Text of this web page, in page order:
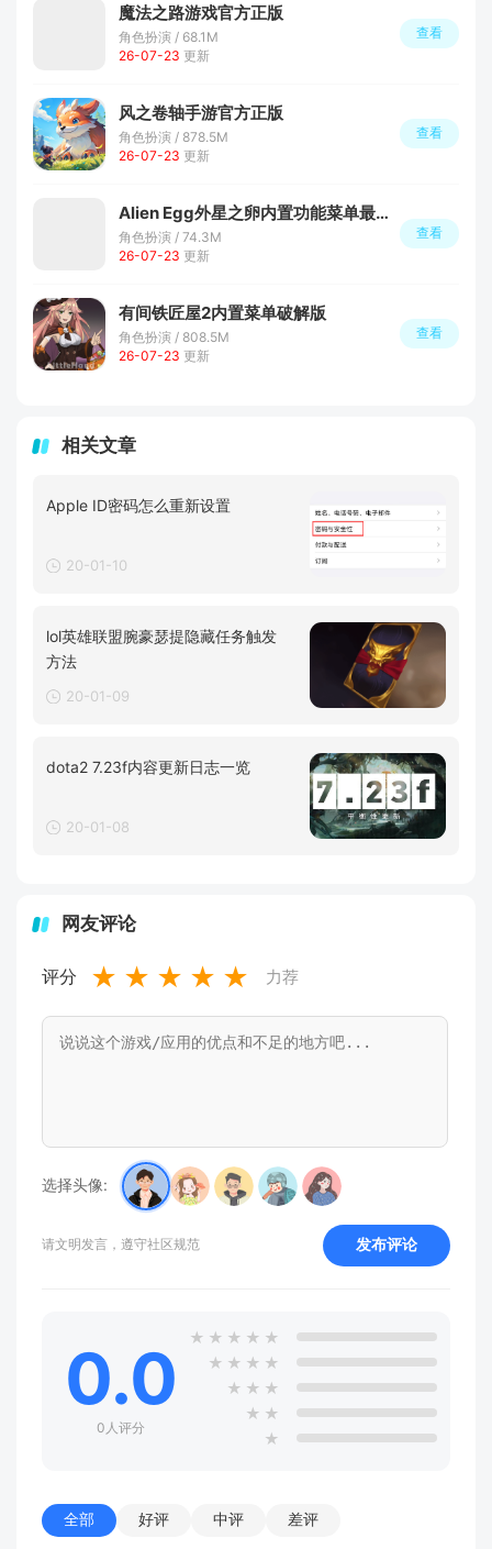
魔法之路游戏官方正版
角色扮演 / 68.1M
26-07-23 更新
查看
风之卷轴手游官方正版
角色扮演 / 878.5M
26-07-23 更新
查看
Alien Egg外星之卵内置功能菜单最新版
角色扮演 / 74.3M
26-07-23 更新
查看
有间铁匠屋2内置菜单破解版
角色扮演 / 808.5M
26-07-23 更新
查看
相关文章
Apple ID密码怎么重新设置
20-01-10
lol英雄联盟腕豪瑟提隐藏任务触发
方法
20-01-09
dota2 7.23f内容更新日志一览
20-01-08
网友评论
评分 ★ ★ ★ ★ ★ 力荐
选择头像:
请文明发言，遵守社区规范 发布评论
0.0
0人评分
★ ★ ★ ★ ★
★ ★ ★ ★
★ ★ ★
★ ★
★
全部 好评 中评 差评